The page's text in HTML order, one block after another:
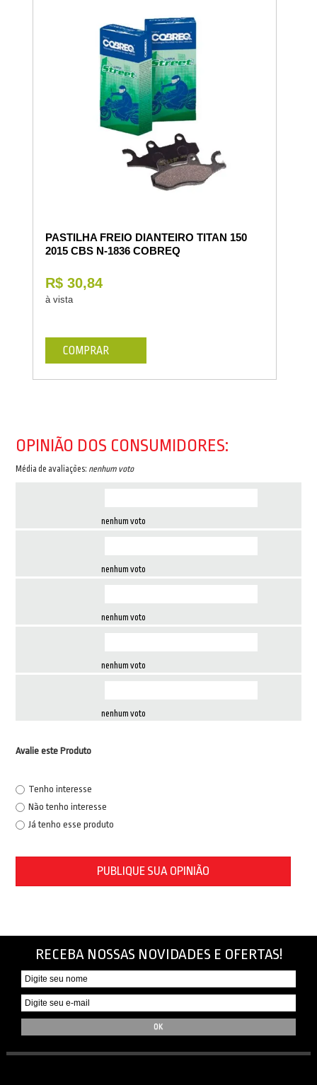
PASTILHA FREIO DIANTEIRO TITAN 150
2015 CBS N-1836 COBREQ
R$ 30,84
à vista
COMPRAR
OPINIÃO DOS CONSUMIDORES:
Média de avaliações: nenhum voto
nenhum voto
nenhum voto
nenhum voto
nenhum voto
nenhum voto
Avalie este Produto
Tenho interesse
Não tenho interesse
Já tenho esse produto
PUBLIQUE SUA OPINIÃO
RECEBA NOSSAS NOVIDADES E OFERTAS!